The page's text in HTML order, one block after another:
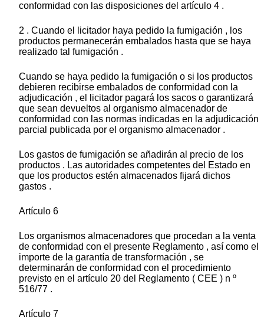
conformidad con las disposiciones del artículo 4 .
2 . Cuando el licitador haya pedido la fumigación , los
productos permanecerán embalados hasta que se haya
realizado tal fumigación .
Cuando se haya pedido la fumigación o si los productos
debieren recibirse embalados de conformidad con la
adjudicación , el licitador pagará los sacos o garantizará
que sean devueltos al organismo almacenador de
conformidad con las normas indicadas en la adjudicación
parcial publicada por el organismo almacenador .
Los gastos de fumigación se añadirán al precio de los
productos . Las autoridades competentes del Estado en
que los productos estén almacenados fijará dichos
gastos .
Artículo 6
Los organismos almacenadores que procedan a la venta
de conformidad con el presente Reglamento , así como el
importe de la garantía de transformación , se
determinarán de conformidad con el procedimiento
previsto en el artículo 20 del Reglamento ( CEE ) n º
516/77 .
Artículo 7